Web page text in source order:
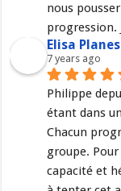
nous
progression.
Elisa Planes
7 years ago
Philippe
étant dans
Chacun
groupe.
capacité et